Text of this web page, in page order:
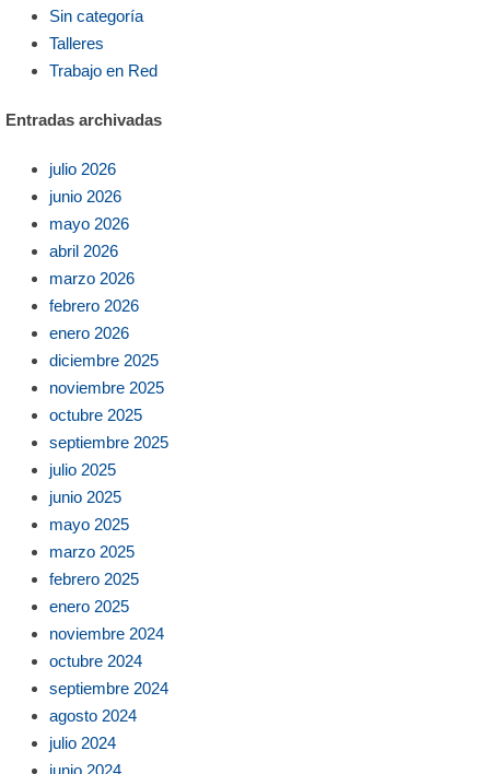
Sin categoría
Talleres
Trabajo en Red
Entradas archivadas
julio 2026
junio 2026
mayo 2026
abril 2026
marzo 2026
febrero 2026
enero 2026
diciembre 2025
noviembre 2025
octubre 2025
septiembre 2025
julio 2025
junio 2025
mayo 2025
marzo 2025
febrero 2025
enero 2025
noviembre 2024
octubre 2024
septiembre 2024
agosto 2024
julio 2024
junio 2024